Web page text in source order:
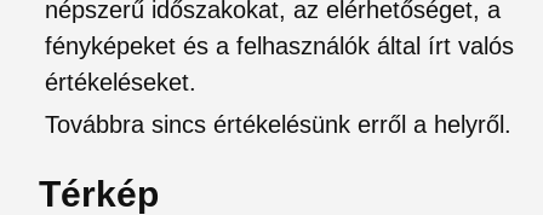
népszerű időszakokat, az elérhetőséget, a
fényképeket és a felhasználók által írt valós
értékeléseket.
Továbbra sincs értékelésünk erről a helyről.
Térkép